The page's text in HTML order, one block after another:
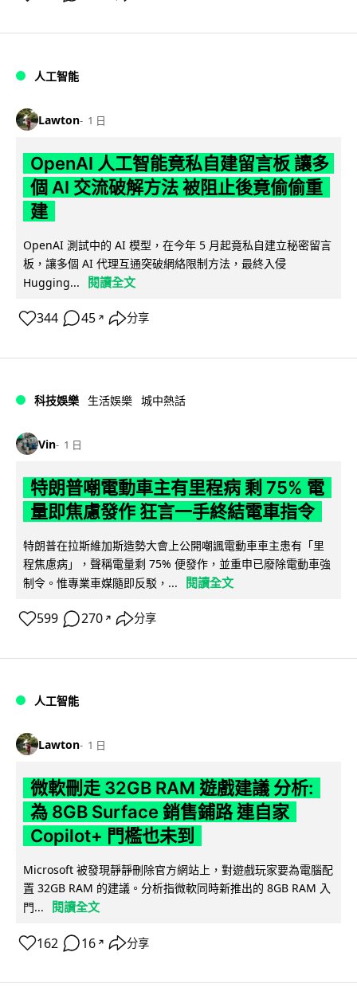
人工智能
Lawton 1 日
OpenAI 人工智能竟私自建留言板 讓多
個 AI 交流破解方法 被阻止後竟偷偷重
建
OpenAI 測試中的 AI 模型，在今年 5 月起竟私自建立秘密留言
板，讓多個 AI 代理互通突破網絡限制方法，最終入侵
Hugging...
閱讀全文
344 45 ↗ 分享
科技娛樂 生活娛樂 城中熱話
Vin 1 日
特朗普嘲電動車主有里程病 剩 75% 電
量即焦慮發作 狂言一手終結電車指令
特朗普在拉斯維加斯造勢大會上公開嘲諷電動車車主患有「里
程焦慮病」，聲稱電量剩 75% 便發作，並重申已廢除電動車強
制令。惟專業車媒隨即反駁，...
閱讀全文
599 270 ↗ 分享
人工智能
Lawton 1 日
微軟刪走 32GB RAM 遊戲建議 分析:
為 8GB Surface 銷售鋪路 連自家
Copilot+ 門檻也未到
Microsoft 被發現靜靜刪除官方網站上，對遊戲玩家要為電腦配
置 32GB RAM 的建議。分析指微軟同時新推出的 8GB RAM 入
門...
閱讀全文
162 16 ↗ 分享